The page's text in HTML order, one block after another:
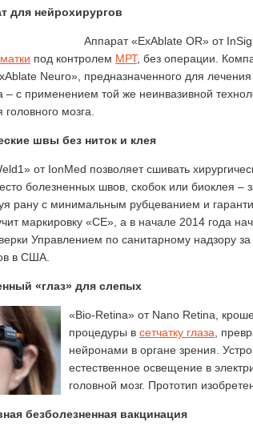
«Ихилов»
для нейрохирургов
Аппарат «ExAblate OR» от
под контролем МРТ, без операции.
Neuro», предназначенного для
– с применением той же неинвазивной
мозга.
швы без ниток и клея
от IonMed позволяет сшивать
болезненных швов, скобок или биоклея –
рану с минимальным рубцеванием и
маркировку «CE», а в начале 2014 года
Управлением по санитарному надзору
в США.
«глаз» для слепых
«Bio-Retina» от Nano Retina,
процедуры в сетчатку глаза ,
нейронами в органе зрения.
естественное освещение в
головной мозг. Прототип
безболезненная вакцинация